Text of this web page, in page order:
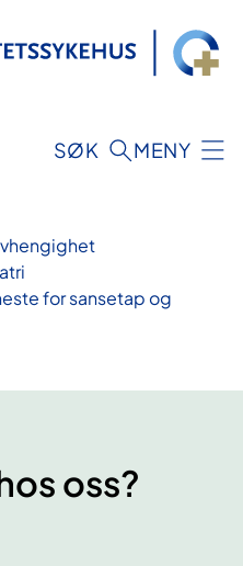
SØK MENY
for sansetap og
oss?